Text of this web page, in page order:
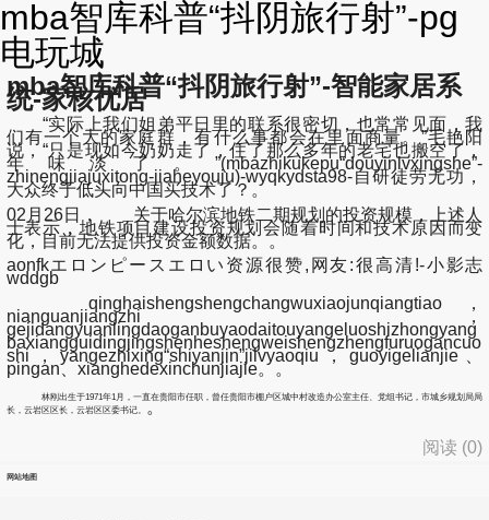
mba智库科普“抖阴旅行射”-pg
电玩城
mba智库科普“抖阴旅行射”-智能家居系
统-家核优居
“实际上我们姐弟平日里的联系很密切，也常常见面，我
们有一个大的家庭群，有什么事都会在里面商量。”毛艳阳
说，“只是现如今奶奶走了，住了那么多年的老宅也搬空了，
年味淡了。”(mbazhikukepu“douyinlvxingshe”-
zhinengjiajuxitong-jiaheyouju)-wyqkydsta98-自研徒劳无功，
大众终于低头向中国买技术了？。
02月26日， 关于哈尔滨地铁二期规划的投资规模，上述人
士表示，地铁项目建设投资规划会随着时间和技术原因而变
化，目前无法提供投资金额数据。。
aonfkエロンピースエロい资源很赞,网友:很高清!-小影志
wddgb
qinghaishengshengchangwuxiaojunqiangtiao，
nianguanjiangzhi，
gejidangyuanlingdaoganbuyaodaitouyangeluoshizhongyang
baxiangguidingjingshenheshengweishengzhengfuruogancuo
shi，yangezhixing“shiyanjin”jilvyaoqiu，guoyigelianjie、
pingan、xianghedexinchunjiajie。。
林刚出生于1971年1月，一直在贵阳市任职，曾任贵阳市棚户区城中村改造办公室主任、党组书记，市城乡规划局局
长，云岩区区长，云岩区区委书记。 。
阅读 (0)
网站地图